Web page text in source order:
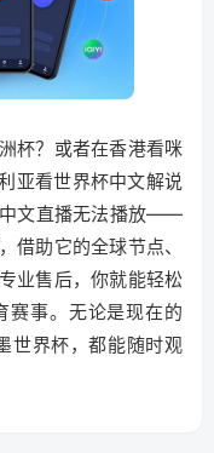
杯？或者在香港看咪
亚看世界杯中文解说
中文直播无法播放——
借助它的全球节点、
业售后，你就能轻松
赛事。无论是现在的
世界杯，都能随时观